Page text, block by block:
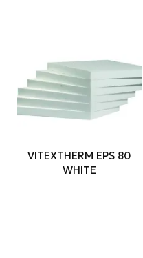
VITEXTHERM EPS 80
WHITE